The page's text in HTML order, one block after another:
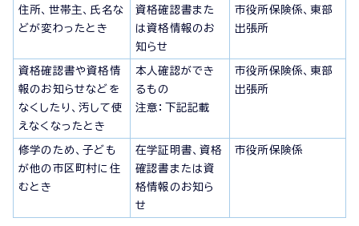
住所、世帯主、氏名な
どが変わったとき
資格確認書また
は資格情報のお
知らせ
市役所保険係、東部
出張所
資格確認書や資格情
報のお知らせなどを
なくしたり、汚して使
えなくなったとき
本人確認ができ
るもの
注意：下記記載
市役所保険係、東部
出張所
修学のため、子ども
が他の市区町村に住
むとき
在学証明書、資格
確認書または資
格情報のお知ら
せ
市役所保険係